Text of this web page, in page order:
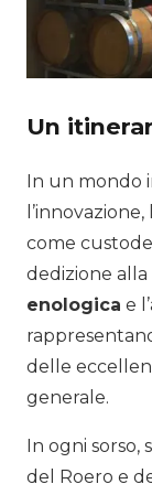
Un
In un mondo
come
dedizione alla
enologica e
delle
generale.
In ogni sorso,
del Roero e